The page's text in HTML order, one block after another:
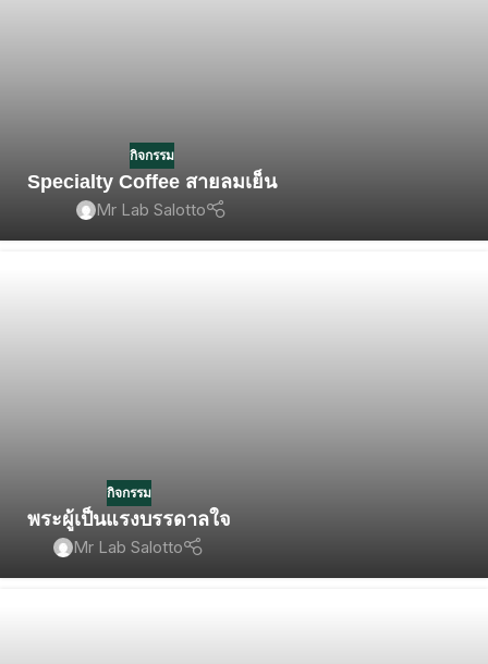
กิจกรรม
Specialty Coffee สายลมเย็น
Mr Lab Salotto
กิจกรรม
พระผู้เป็นแรงบรรดาลใจ
Mr Lab Salotto